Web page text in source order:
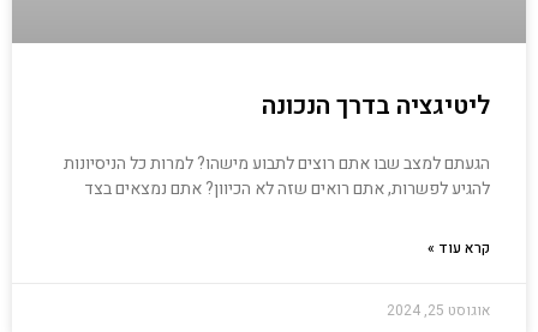
ליטיגציה בדרך הנכונה
הגעתם למצב שבו אתם רוצים לתבוע מישהו? למרות כל הניסיונות
להגיע לפשרות, אתם רואים שזה לא הכיוון? אתם נמצאים בצד
קרא עוד »
אוגוסט 25, 2024